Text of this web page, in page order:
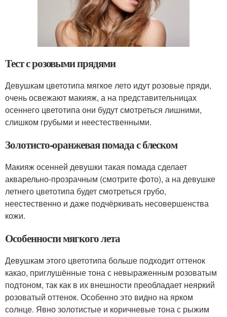
Тест с розовыми прядями
Девушкам цветотипа мягкое лето идут розовые пряди,
очень освежают макияж, а на представительницах
осеннего цветотипа они будут смотреться лишними,
слишком грубыми и неестественными.
Золотисто-оранжевая помада с блеском
Макияж осенней девушки такая помада сделает
акварельно-прозрачным (смотрите фото), а на девушке
летнего цветотипа будет смотреться грубо,
неестественно и даже подчёркивать несовершенства
кожи.
Особенности мягкого лета
Девушкам этого цветотипа больше подходит оттенок
какао, приглушённые тона с невыраженным розоватым
подтоном, так как в их внешности преобладает неяркий
розоватый оттенок. Особенно это видно на ярком
солнце. Явно золотистые и коричневые тона с рыжим